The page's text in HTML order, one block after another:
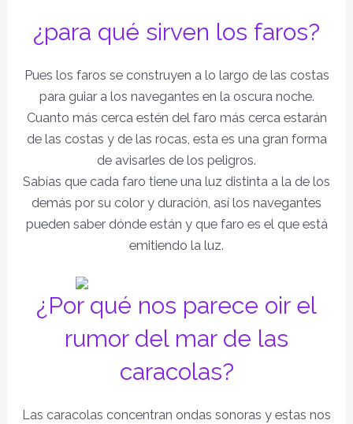
¿para qué sirven los faros?
Pues los faros se construyen a lo largo de las costas
para guiar a los navegantes en la oscura noche.
Cuanto más cerca estén del faro más cerca estarán
de las costas y de las rocas, esta es una gran forma
de avisarles de los peligros.
Sabías que cada faro tiene una luz distinta a la de los
demás por su color y duración, así los navegantes
pueden saber dónde están y que faro es el que está
emitiendo la luz.
¿Por qué nos parece oir el
rumor del mar de las
caracolas?
Las caracolas concentran ondas sonoras y estas nos